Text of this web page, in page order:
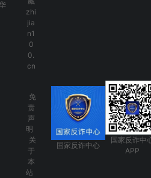
zhi
jia
n1
0
0.
cn
免
责
声
明
关
于
本
站
国家反诈中心
国家反诈中
APP